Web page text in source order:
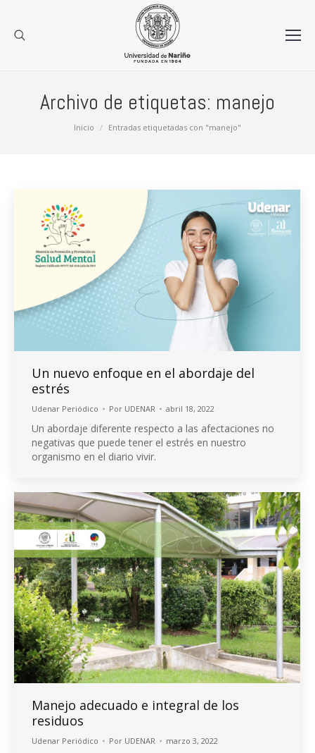
Archivo de etiquetas: manejo
Inicio Entradas etiquetadas con "manejo"
Un nuevo enfoque en el abordaje del
estrés
Udenar Periódico Por UDENAR abril 18, 2022
Un abordaje diferente respecto a las afectaciones no
negativas que puede tener el estrés en nuestro
organismo en el diario vivir.
Manejo adecuado e integral de los
residuos
Udenar Periódico Por UDENAR marzo 3, 2022